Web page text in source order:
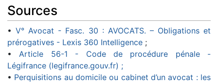
Sources
•V° Avocat - Fasc. 30 : AVOCATS. – Obligations et
prérogatives - Lexis 360 Intelligence ;
• Article 56-1 - Code de procédure pénale -
Légifrance (legifrance.gouv.fr) ;
• Perquisitions au domicile ou cabinet d’un avocat : les